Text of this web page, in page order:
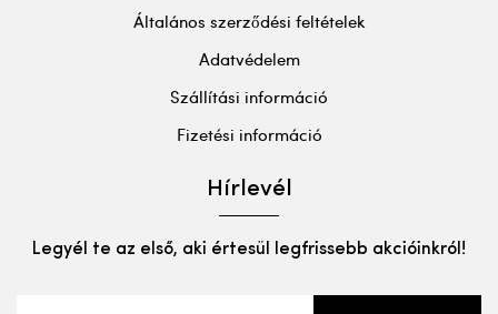
Általános szerződési feltételek
Adatvédelem
Szállítási információ
Fizetési információ
Hírlevél
Legyél te az első, aki értesül legfrissebb akcióinkról!